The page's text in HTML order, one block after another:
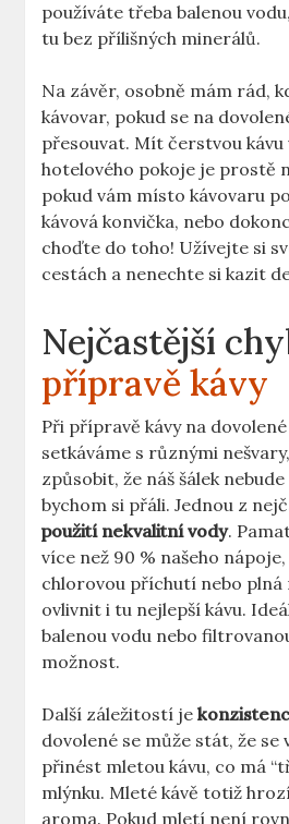
používáte třeba balenou
tu bez přílišných minerálů.
Na závěr, osobně mám rád,
kávovar, pokud se na
přesouvat. Mít čerstvou kávu
hotelového pokoje je prostě
pokud vám místo kávovaru
kávová konvička, nebo
choďte do toho! Užívejte si
cestách a nenechte si kazit
Nejčastější
přípravě kávy
Při přípravě kávy na
setkáváme s různými
způsobit, že náš šálek
bychom si přáli. Jednou z
použití nekvalitní vody.
více než 90 % našeho
chlorovou příchutí nebo plná
ovlivnit i tu nejlepší kávu.
balenou vodu nebo
možnost.
Další záležitostí je
dovolené se může stát, že se
přinést mletou kávu, co má
mlýnku. Mleté kávě totiž
aroma. Pokud mletí není